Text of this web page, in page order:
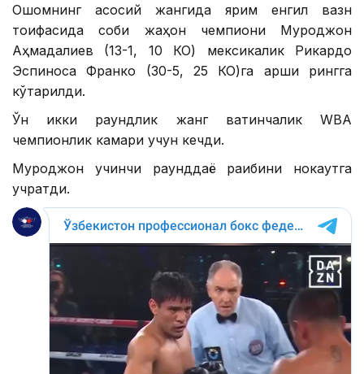
Оқшомнинг асосий жангида ярим енгил вазн
тоифасида собиқ жаҳон чемпиони Муроджон
Аҳмадалиев (13-1, 10 КО) мексикалик Рикардо
Эспиноса Франко (30-5, 25 КО)га қарши рингга
кўтарилди.
Ўн икки раундлик жанг вақтинчалик WBA
чемпионлик камари учун кечди.
Муроджон учинчи раунддаёқ рақибини нокаутга
учратди.